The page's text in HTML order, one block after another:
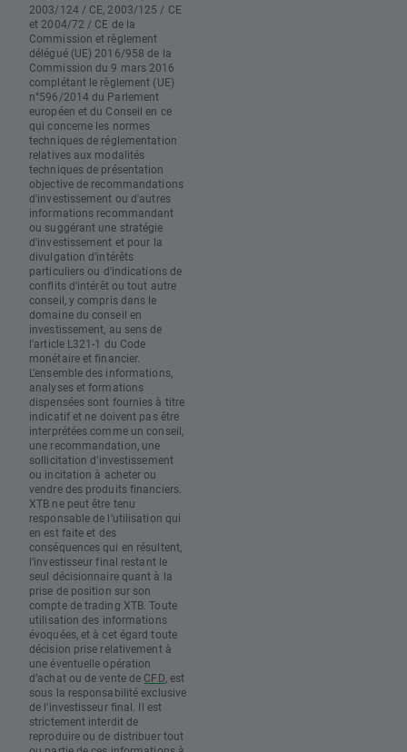
2003/124 / CE, 2003/125 / CE
et 2004/72 / CE de la
Commission et règlement
délégué (UE) 2016/958 de la
Commission du 9 mars 2016
complétant le règlement (UE)
n°596/2014 du Parlement
européen et du Conseil en ce
qui concerne les normes
techniques de réglementation
relatives aux modalités
techniques de présentation
objective de recommandations
d'investissement ou d'autres
informations recommandant
ou suggérant une stratégie
d'investissement et pour la
divulgation d'intérêts
particuliers ou d'indications de
conflits d'intérêt ou tout autre
conseil, y compris dans le
domaine du conseil en
investissement, au sens de
l'article L321-1 du Code
monétaire et financier.
L’ensemble des informations,
analyses et formations
dispensées sont fournies à titre
indicatif et ne doivent pas être
interprétées comme un conseil,
une recommandation, une
sollicitation d’investissement
ou incitation à acheter ou
vendre des produits financiers.
XTB ne peut être tenu
responsable de l’utilisation qui
en est faite et des
conséquences qui en résultent,
l’investisseur final restant le
seul décisionnaire quant à la
prise de position sur son
compte de trading XTB. Toute
utilisation des informations
évoquées, et à cet égard toute
décision prise relativement à
une éventuelle opération
d’achat ou de vente de CFD , est
sous la responsabilité exclusive
de l’investisseur final. Il est
strictement interdit de
reproduire ou de distribuer tout